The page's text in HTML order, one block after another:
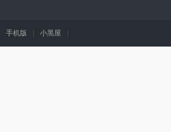
手机版 小黑屋